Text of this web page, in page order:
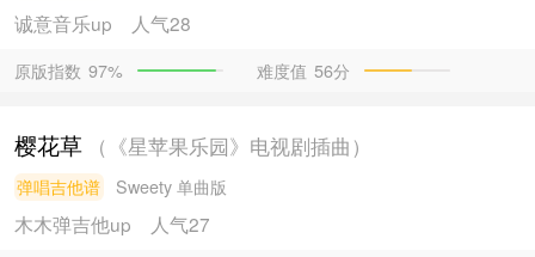
诚意音乐up 人气28
原版指数 97% 难度值 56分
樱花草 （《星苹果乐园》电视剧插曲）
弹唱吉他谱 Sweety 单曲版
木木弹吉他up 人气27